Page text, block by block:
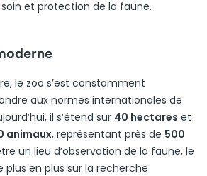
et protection de la faune.
le zoo s’est constamment
aux normes internationales de
il s’étend sur 40 hectares et
animaux, représentant près de 500
un lieu d’observation de la faune, le
plus en plus sur la recherche